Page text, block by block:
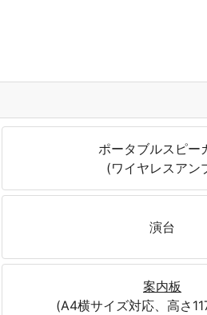
ポータブルスピー
(ワイヤレスアン
演台
案内板
(A4横サイズ対応、高さ